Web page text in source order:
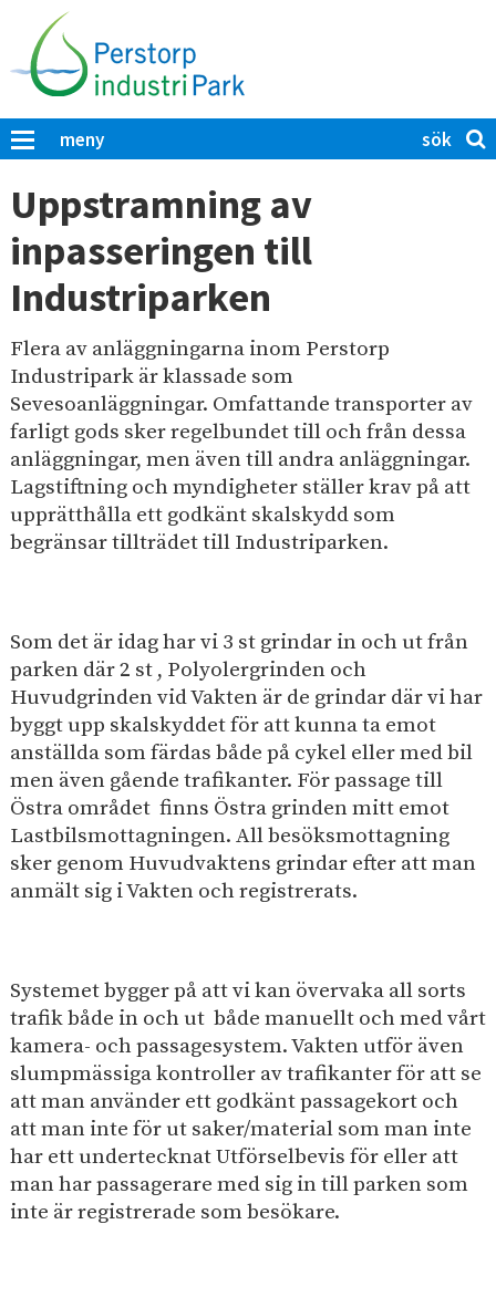
p
a
t
i
l
l
h
u
d
i
n
n
e
h
e
t
meny
ö
p
å
e
s
t
o
p
I
n
t
r
i
p
a
r
k
K
l
s
ö
k
a
n
Uppstramning av
inpasseringen till
Industriparken
Flera av anläggningarna inom Perstorp
Industripark är klassade som
Sevesoanläggningar. Omfattande transporter av
farligt gods sker regelbundet till och från dessa
anläggningar, men även till andra anläggningar.
Lagstiftning och myndigheter ställer krav på att
upprätthålla ett godkänt skalskydd som
begränsar tillträdet till Industriparken.
Som det är idag har vi 3 st grindar in och ut från
parken där 2 st , Polyolergrinden och
Huvudgrinden vid Vakten är de grindar där vi har
byggt upp skalskyddet för att kunna ta emot
anställda som färdas både på cykel eller med bil
men även gående trafikanter. För passage till
Östra området finns Östra grinden mitt emot
Lastbilsmottagningen. All besöksmottagning
sker genom Huvudvaktens grindar efter att man
anmält sig i Vakten och registrerats.
Systemet bygger på att vi kan övervaka all sorts
trafik både in och ut både manuellt och med vårt
kamera- och passagesystem. Vakten utför även
slumpmässiga kontroller av trafikanter för att se
att man använder ett godkänt passagekort och
att man inte för ut saker/material som man inte
har ett undertecknat Utförselbevis för eller att
man har passagerare med sig in till parken som
inte är registrerade som besökare.